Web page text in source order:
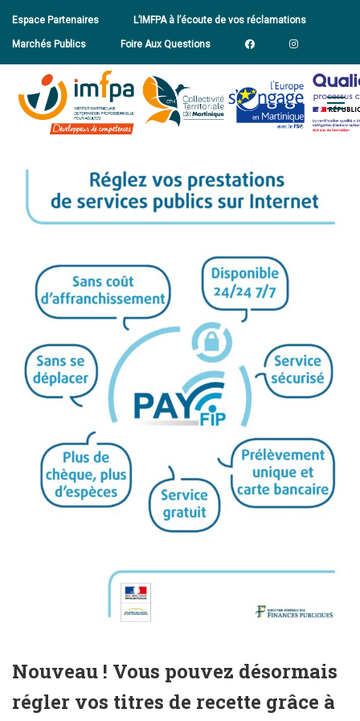
Espace Partenaires L’IMFPA à l’écoute de vos réclamations
Marchés Publics Foire Aux Questions
Nouveau ! Vous pouvez désormais
régler vos titres de recette grâce à